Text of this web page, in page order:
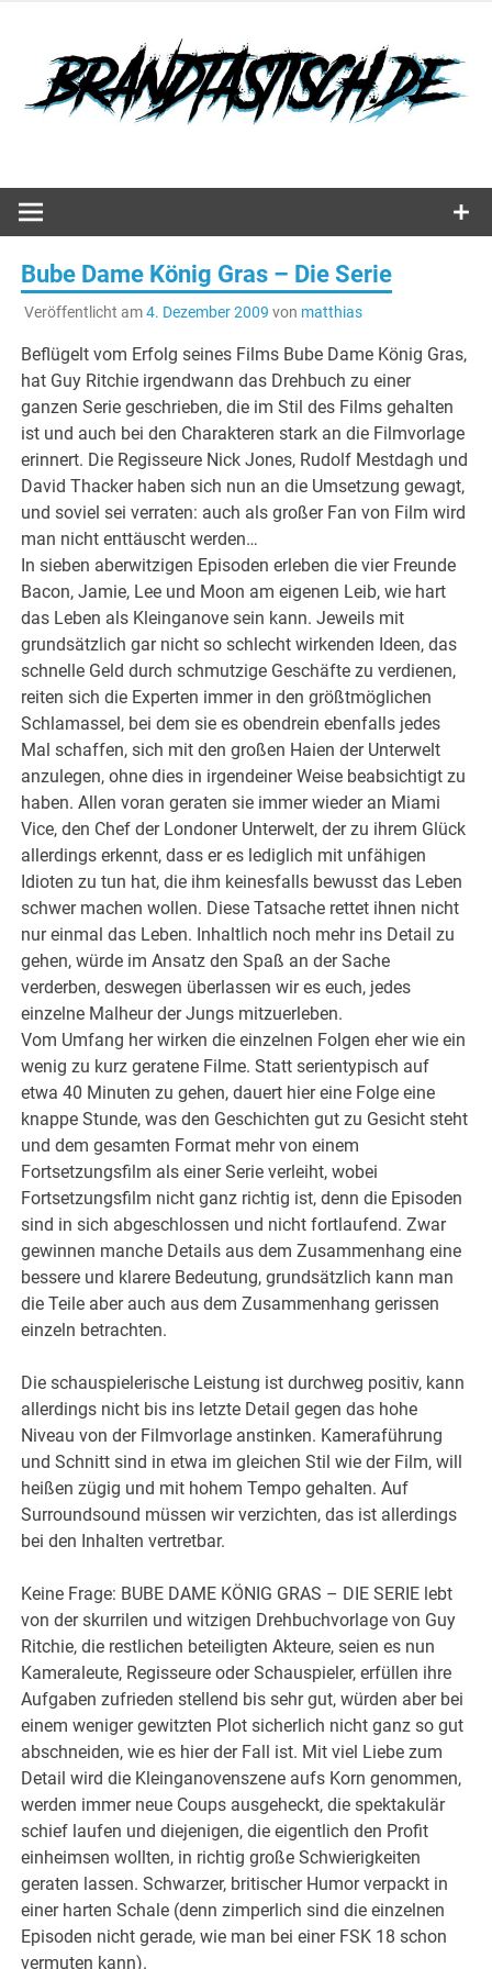
springen
Bube Dame König Gras – Die Serie
Veröffentlicht am4. Dezember 2009 von matthias
Beflügelt vom Erfolg seines Films Bube Dame König Gras,
hat Guy Ritchie irgendwann das Drehbuch zu einer
ganzen Serie geschrieben, die im Stil des Films gehalten
ist und auch bei den Charakteren stark an die Filmvorlage
erinnert. Die Regisseure Nick Jones, Rudolf Mestdagh und
David Thacker haben sich nun an die Umsetzung gewagt,
und soviel sei verraten: auch als großer Fan von Film wird
man nicht enttäuscht werden…
In sieben aberwitzigen Episoden erleben die vier Freunde
Bacon, Jamie, Lee und Moon am eigenen Leib, wie hart
das Leben als Kleinganove sein kann. Jeweils mit
grundsätzlich gar nicht so schlecht wirkenden Ideen, das
schnelle Geld durch schmutzige Geschäfte zu verdienen,
reiten sich die Experten immer in den größtmöglichen
Schlamassel, bei dem sie es obendrein ebenfalls jedes
Mal schaffen, sich mit den großen Haien der Unterwelt
anzulegen, ohne dies in irgendeiner Weise beabsichtigt zu
haben. Allen voran geraten sie immer wieder an Miami
Vice, den Chef der Londoner Unterwelt, der zu ihrem Glück
allerdings erkennt, dass er es lediglich mit unfähigen
Idioten zu tun hat, die ihm keinesfalls bewusst das Leben
schwer machen wollen. Diese Tatsache rettet ihnen nicht
nur einmal das Leben. Inhaltlich noch mehr ins Detail zu
gehen, würde im Ansatz den Spaß an der Sache
verderben, deswegen überlassen wir es euch, jedes
einzelne Malheur der Jungs mitzuerleben.
Vom Umfang her wirken die einzelnen Folgen eher wie ein
wenig zu kurz geratene Filme. Statt serientypisch auf
etwa 40 Minuten zu gehen, dauert hier eine Folge eine
knappe Stunde, was den Geschichten gut zu Gesicht steht
und dem gesamten Format mehr von einem
Fortsetzungsfilm als einer Serie verleiht, wobei
Fortsetzungsfilm nicht ganz richtig ist, denn die Episoden
sind in sich abgeschlossen und nicht fortlaufend. Zwar
gewinnen manche Details aus dem Zusammenhang eine
bessere und klarere Bedeutung, grundsätzlich kann man
die Teile aber auch aus dem Zusammenhang gerissen
einzeln betrachten.
Die schauspielerische Leistung ist durchweg positiv, kann
allerdings nicht bis ins letzte Detail gegen das hohe
Niveau von der Filmvorlage anstinken. Kameraführung
und Schnitt sind in etwa im gleichen Stil wie der Film, will
heißen zügig und mit hohem Tempo gehalten. Auf
Surroundsound müssen wir verzichten, das ist allerdings
bei den Inhalten vertretbar.
Keine Frage: BUBE DAME KÖNIG GRAS – DIE SERIE lebt
von der skurrilen und witzigen Drehbuchvorlage von Guy
Ritchie, die restlichen beteiligten Akteure, seien es nun
Kameraleute, Regisseure oder Schauspieler, erfüllen ihre
Aufgaben zufrieden stellend bis sehr gut, würden aber bei
einem weniger gewitzten Plot sicherlich nicht ganz so gut
abschneiden, wie es hier der Fall ist. Mit viel Liebe zum
Detail wird die Kleinganovenszene aufs Korn genommen,
werden immer neue Coups ausgeheckt, die spektakulär
schief laufen und diejenigen, die eigentlich den Profit
einheimsen wollten, in richtig große Schwierigkeiten
geraten lassen. Schwarzer, britischer Humor verpackt in
einer harten Schale (denn zimperlich sind die einzelnen
Episoden nicht gerade, wie man bei einer FSK 18 schon
vermuten kann).